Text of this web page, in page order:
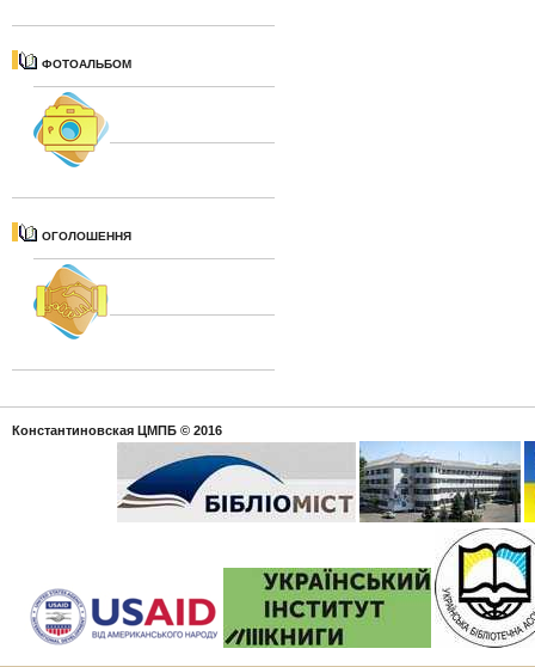
ФОТОАЛЬБОМ
ОГОЛОШЕННЯ
Константиновская ЦМПБ © 2016